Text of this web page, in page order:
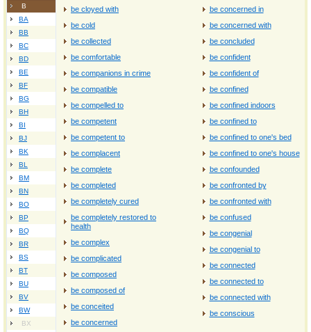
B
BA
BB
BC
BD
BE
BF
BG
BH
BI
BJ
BK
BL
BM
BN
BO
BP
BQ
BR
BS
BT
BU
BV
BW
BX
be cloyed with
be cold
be collected
be comfortable
be companions in crime
be compatible
be compelled to
be competent
be competent to
be complacent
be complete
be completed
be completely cured
be completely restored to
health
be complex
be complicated
be composed
be composed of
be conceited
be concerned
be concerned in
be concerned with
be concluded
be confident
be confident of
be confined
be confined indoors
be confined to
be confined to one's bed
be confined to one's house
be confounded
be confronted by
be confronted with
be confused
be congenial
be congenial to
be connected
be connected to
be connected with
be conscious